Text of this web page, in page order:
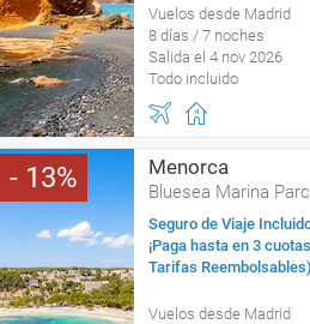
Vuelos desde Madrid
8 días / 7 noches
Salida el 4 nov 2026
Todo incluido
13 Menorca
Bluesea Marina Parc
Seguro de Viaje
¡Paga hasta en 3
Tarifas Reembolsables)
Vuelos desde Madrid